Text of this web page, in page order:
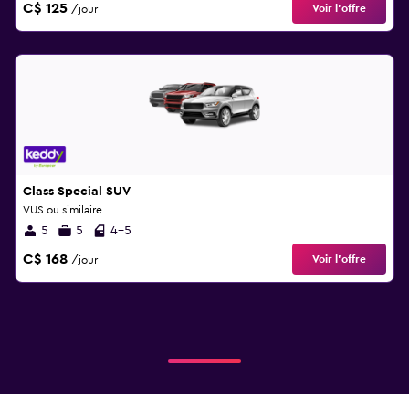
C$ 125 /jour Voir l’offre
Class Special SUV
VUS ou similaire
5 5 4-5
C$ 168 /jour Voir l’offre